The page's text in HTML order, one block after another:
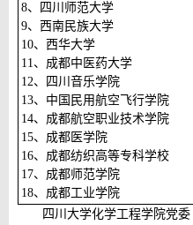
8、四川师范大学
9、西南民族大学
10、西华大学
11、成都中医药大学
12、四川音乐学院
13、中国民用航空飞行学院
14、成都航空职业技术学院
15、成都医学院
16、成都纺织高等专科学校
17、成都师范学院
18、成都工业学院
四川大学化学工程学院党委